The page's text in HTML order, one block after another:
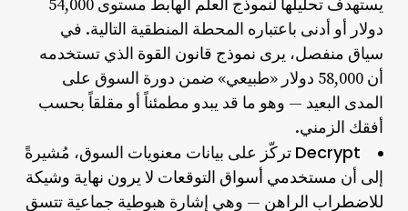
يستهدف تحليلها لنموذج العلم الهابط
مستوى 54,000
دولار أو أدنى باعتباره المحطة المنطقية التالية. في
سياق منفصل، يرى نموذج قانون القوة الذي تستخدمه
أن 58,000 دولار «طبيعي» ضمن دورة السوق على
المدى البعيد — وهو ما قد يبدو مطمئناً أو مقلقاً بحسب
أفقك الزمني.
Decrypt تركّز على بيانات معنويات السوق، مُشيرةً
إلى أن مستخدمي أسواق التوقعات لا يرون نهاية وشيكة
للاضطراب الراهن — وهي إشارة هبوطية جماعية تتسق